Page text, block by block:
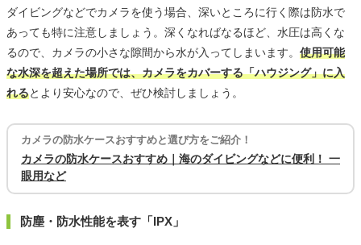
ダイビングなどでカメラを使う場合、深いところに行く際は防水で
あっても特に注意しましょう。深くなればなるほど、水圧は高くな
るので、カメラの小さな隙間から水が入ってしまいます。 使用可能
な水深を超えた場所では、カメラをカバーする「ハウジング」に入
れるとより安心なので、ぜひ検討しましょう。
カメラの防水ケースおすすめと選び方をご紹介！
カメラの防水ケースおすすめ｜海のダイビングなどに便利！ 一
眼用など
防塵・防水性能を表す「IPX」